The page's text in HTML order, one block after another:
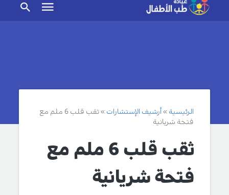
الرئيسية أرشيف الإستشارات
ثقب قلب 6 ملم مع
فتحة شريانية
ثقب قلب 6 ملم مع
فتحة شريانية